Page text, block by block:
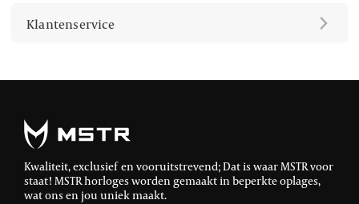
Klantenservice
Kwaliteit, exclusief en vooruitstrevend; Dat is waar MSTR voor
staat! MSTR horloges worden gemaakt in beperkte oplages,
wat ons en jou uniek maakt.